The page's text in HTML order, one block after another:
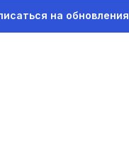
на обновления